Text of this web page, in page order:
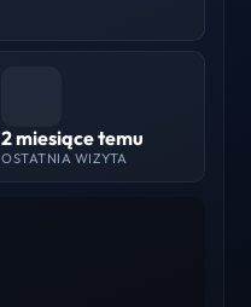
2 miesiące temu
OSTATNIA WIZYTA